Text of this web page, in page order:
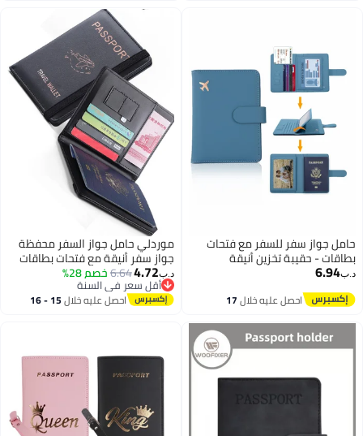
حامل جواز سفر للسفر مع فتحات
بطاقات - حقيبة تخزين أنيقة
لشهادات الطائرات لتنظيم سهل
د.ب‏6.94
احصل عليه خلال17
3
موردلي حامل جواز السفر محفظة
جواز سفر أنيقة مع فتحات بطاقات
متعددة تمنع مستنداتك من التنظيم
والأمان
د.ب‏4.72
6.64خصم 28%
أقل سعر في السنة
أقل سعر في السنة
احصل عليه خلال 15 - 16